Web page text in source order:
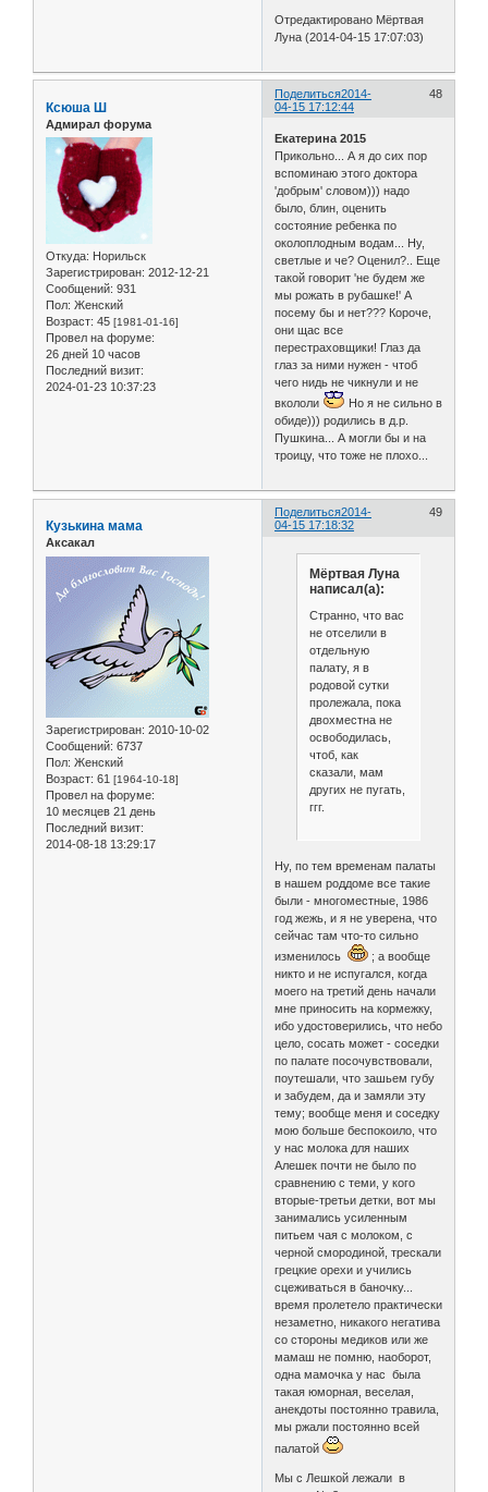
Отредактировано Мёртвая
Луна (2014-04-15 17:07:03)
Поделиться 48
2014-
04-15 17:12:44
Ксюша Ш
Адмирал форума
Откуда: Норильск
Зарегистрирован: 2012-12-21
Сообщений: 931
Пол: Женский
Возраст: 45 [1981-01-16]
Провел на форуме:
26 дней 10 часов
Последний визит:
2024-01-23 10:37:23
Екатерина 2015
Прикольно... А я до сих пор
вспоминаю этого доктора
'добрым' словом))) надо
было, блин, оценить
состояние ребенка по
околоплодным водам... Ну,
светлые и че? Оценил?.. Еще
такой говорит 'не будем же
мы рожать в рубашке!' А
посему бы и нет??? Короче,
они щас все
перестраховщики! Глаз да
глаз за ними нужен - чтоб
чего нидь не чикнули и не
вкололи
Но я не сильно в
обиде))) родились в д.р.
Пушкина... А могли бы и на
троицу, что тоже не плохо...
Поделиться 49
2014-
04-15 17:18:32
Кузькина мама
Аксакал
Зарегистрирован: 2010-10-02
Сообщений: 6737
Пол: Женский
Возраст: 61 [1964-10-18]
Провел на форуме:
10 месяцев 21 день
Последний визит:
2014-08-18 13:29:17
Мёртвая Луна
написал(а):
Странно, что вас
не отселили в
отдельную
палату, я в
родовой сутки
пролежала, пока
двохместна не
освободилась,
чтоб, как
сказали, мам
других не пугать,
ггг.
Ну, по тем временам палаты
в нашем роддоме все такие
были - многоместные, 1986
год жежь, и я не уверена, что
сейчас там что-то сильно
изменилось
; а вообще
никто и не испугался, когда
моего на третий день начали
мне приносить на кормежку,
ибо удостоверились, что небо
цело, сосать может - соседки
по палате посочувствовали,
поутешали, что зашьем губу
и забудем, да и замяли эту
тему; вообще меня и соседку
мою больше беспокоило, что
у нас молока для наших
Алешек почти не было по
сравнению с теми, у кого
вторые-третьи детки, вот мы
занимались усиленным
питьем чая с молоком, с
черной смородиной, трескали
грецкие орехи и учились
сцеживаться в баночку...
время пролетело практически
незаметно, никакого негатива
со стороны медиков или же
мамаш не помню, наоборот,
одна мамочка у нас была
такая юморная, веселая,
анекдоты постоянно травила,
мы ржали постоянно всей
палатой
Мы с Лешкой лежали в